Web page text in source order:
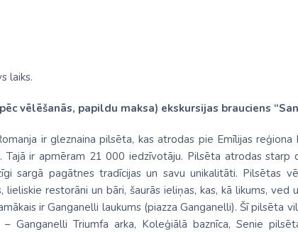
laiks.
vēlēšanās, papildu maksa) ekskursijas brauciens
ir gleznaina pilsēta, kas atrodas pie Emīlijas
Tajā ir apmēram 21 000 iedzīvotāju. Pilsēta atrodas starp
sargā pagātnes tradīcijas un savu unikalitāti. Pilsētas
lieliskie restorāni un bāri, šaurās ieliņas, kas, kā likums, ved
ir Ganganelli laukums (piazza Ganganelli). Šī pilsēta
Ganganelli Triumfa arka, Koleģiālā baznīca, Senie